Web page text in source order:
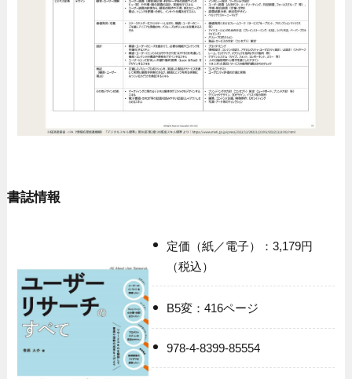
書誌情報
定価（紙／電子）：3,179円
（税込）
B5変：416ページ
978-4-8399-85554